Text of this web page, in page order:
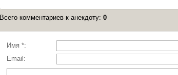
Всего комментариев к анекдоту: 0
Имя *:
Email: